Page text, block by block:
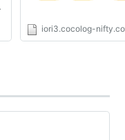
iori3.cocolog-